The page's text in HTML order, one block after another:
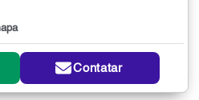
Contatar